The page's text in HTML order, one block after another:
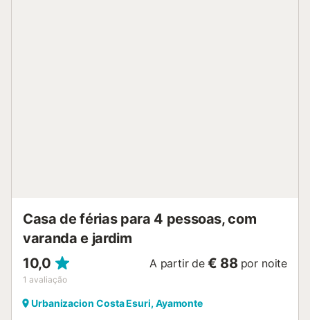
Casa de férias para 4 pessoas, com
varanda e jardim
10,0
1 avaliação
A partir de € 88 por noite
Urbanizacion Costa Esuri, Ayamonte